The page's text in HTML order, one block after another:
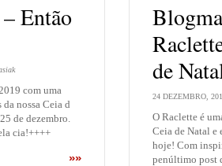
Então
com uma
nossa Ceia d
de dezembro.
cia!++++
»»
de
24 DEZEMBRO,
O Raclette é
Ceia de Natal e
hoje! Com
penúltimo post